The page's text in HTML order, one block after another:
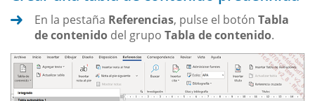
En la pestaña Referencias, pulse el botón Tabla
de contenido del grupo Tabla de contenido.